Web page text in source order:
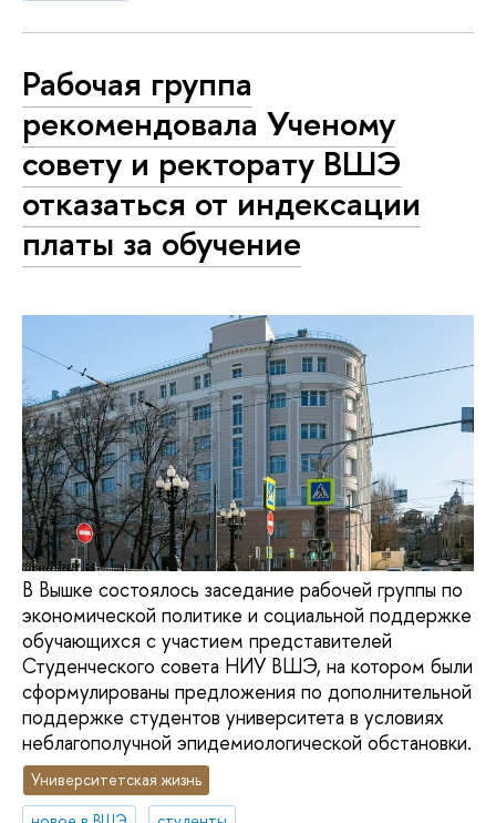
Рабочая группа
рекомендовала Ученому
совету и ректорату ВШЭ
отказаться от индексации
платы за обучение
В Вышке состоялось заседание рабочей группы по
экономической политике и социальной поддержке
обучающихся с участием представителей
Студенческого совета НИУ ВШЭ, на котором были
сформулированы предложения по дополнительной
поддержке студентов университета в условиях
неблагополучной эпидемиологической обстановки.
Университетская жизнь